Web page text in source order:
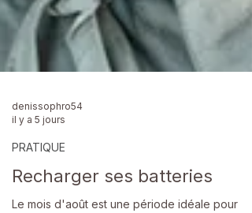
il y a 5 jours
PRATIQUE
Recharger ses batteries